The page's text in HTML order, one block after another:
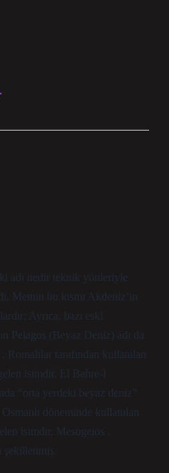
adı nedir teknik yönleriyle
Metnin bu kısmı Akdeniz’in
Ayrıca, bazı eski
Pelagos (Beyaz Deniz) adı da
Romalılar tarafından kullanılan
isimdir. El Bahre-l
“orta yerdeki beyaz deniz”
döneminde kullanılan
isimdir. Mesogeios .
şekillenmiş.